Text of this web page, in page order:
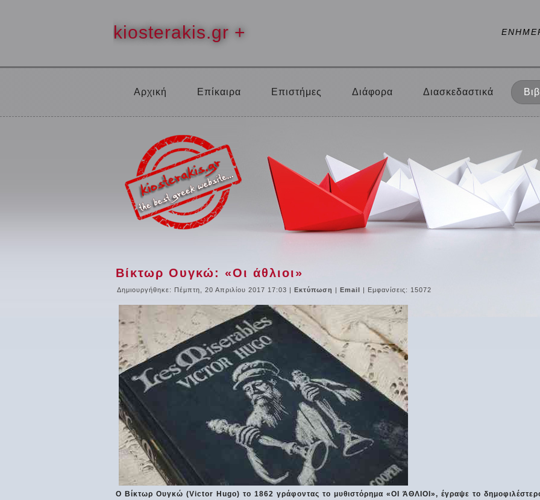
kiosterakis.gr +
Αρχική Επίκαιρα Επιστήμες Διάφορα Διασκεδαστικά
Βίκτωρ Ουγκώ: «Οι άθλιοι»
Δημιουργήθηκε: Πέμπτη, 20 Απριλίου 2017 17:03 | Εκτύπωση | Email | Εμφανίσεις: 15072
Ο Βίκτωρ Ουγκώ (Victor Hugo) το 1862 γράφοντας το μυθιστόρημα «ΟΙ ΆΘΛΙΟΙ», έγραψε το